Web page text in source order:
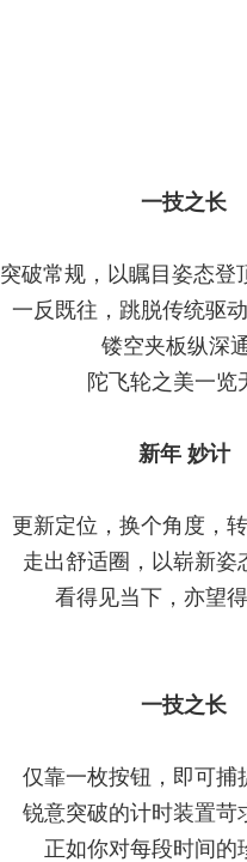
一技之长
突破常规，以瞩目姿态登
一反既往，跳脱传统驱
镂空夹板纵深
陀飞轮之美一览
新年 妙计
更新定位，换个角度，
走出舒适圈，以崭新姿
看得见当下，亦望
一技之长
仅靠一枚按钮，即可捕
锐意突破的计时装置苛
正如你对每段时间的